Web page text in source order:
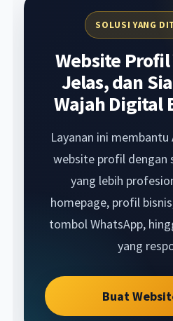
SOLUSI YANG
Website Profil
Jelas, dan
Wajah Digital
Layanan ini
website profil dengan
yang lebih
homepage, profil
tombol WhatsApp,
yang
Buat